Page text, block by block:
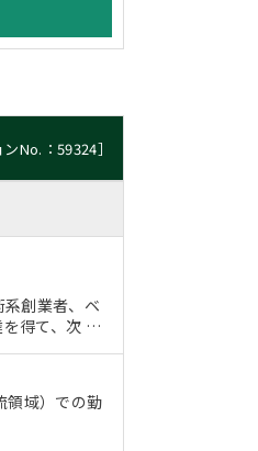
ンNo.：59324］
創業者、ベ
を得て、次 …
領域）での勤